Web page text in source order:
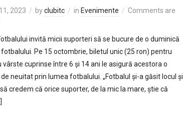
2023 byclubitc in Evenimente
Comments are
invită micii suporteri să se bucure de o duminică
Pe 15 octombrie, biletul unic (25 ron) pentru
vârste cuprinse între 6 și 14 ani le asigură acestora o
neuitat prin lumea fotbalului. „Fotbalul și-a găsit locul și
credem că orice suporter, de la mic la mare, știe că